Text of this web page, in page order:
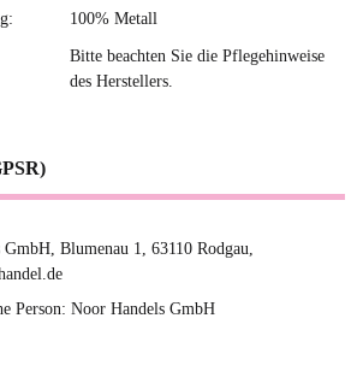
100% Metall
Bitte beachten Sie die Pflegehinweise
des Herstellers.
Blumenau 1, 63110 Rodgau,
Person: Noor Handels GmbH